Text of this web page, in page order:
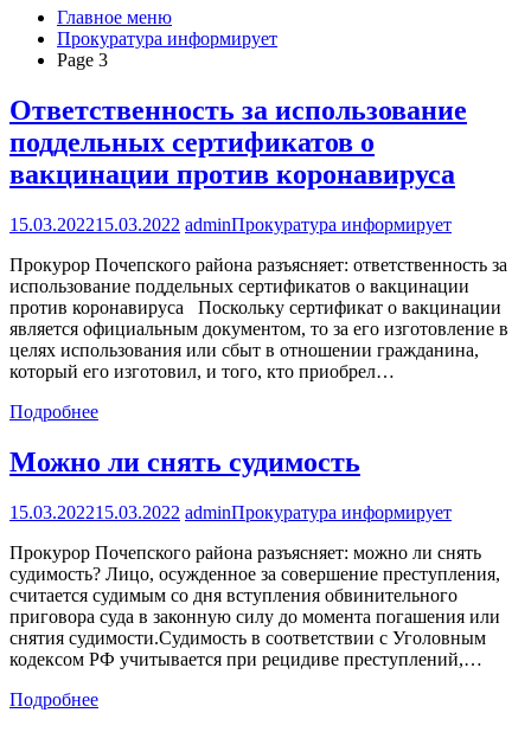
Главное меню
Прокуратура информирует
Page 3
Ответственность за использование
поддельных сертификатов о
вакцинации против коронавируса
15.03.202215.03.2022 adminПрокуратура информирует
Прокурор Почепского района разъясняет: ответственность за
использование поддельных сертификатов о вакцинации
против коронавируса Поскольку сертификат о вакцинации
является официальным документом, то за его изготовление в
целях использования или сбыт в отношении гражданина,
который его изготовил, и того, кто приобрел…
Подробнее
Можно ли снять судимость
15.03.202215.03.2022 adminПрокуратура информирует
Прокурор Почепского района разъясняет: можно ли снять
судимость? Лицо, осужденное за совершение преступления,
считается судимым со дня вступления обвинительного
приговора суда в законную силу до момента погашения или
снятия судимости.Судимость в соответствии с Уголовным
кодексом РФ учитывается при рецидиве преступлений,…
Подробнее